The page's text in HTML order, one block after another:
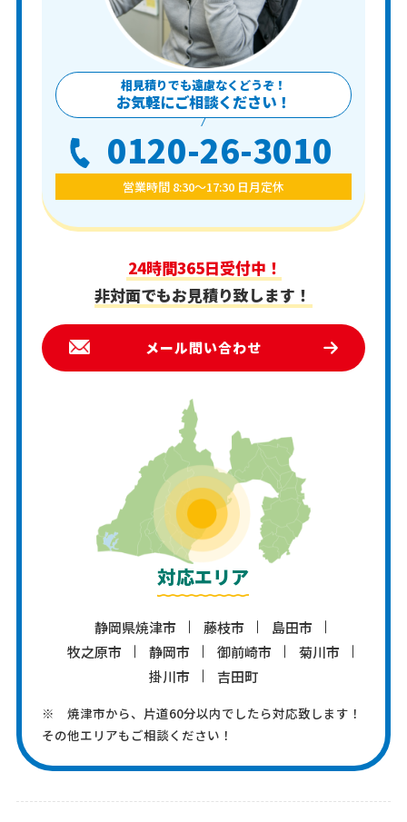
相見積りでも遠慮なくどうぞ！
お気軽にご相談ください！
0120-26-3010
営業時間 8:30〜17:30 日月定休
24時間365日受付中！
非対面でもお見積り致します！
メール問い合わせ
対応エリア
静岡県焼津市 藤枝市
島田市
牧之原市
静岡市 御前崎市
菊川市
掛川市
吉田町
※ 焼津市から、片道60分以内でしたら対応致します！
その他エリアもご相談ください！